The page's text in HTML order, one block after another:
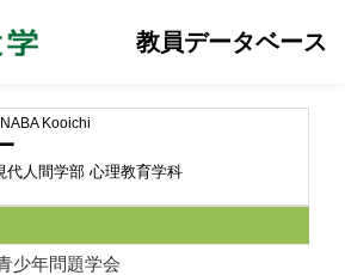
教員データベース
INABA Kooichi
代人間学部 心理教育学科
少年問題学会